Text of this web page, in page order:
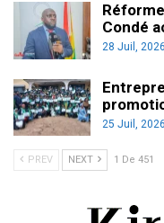
Condé
28 Juil, 2026
25 Juil, 2026
PREV NEXT 1 De 451